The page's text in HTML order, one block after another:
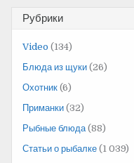
Рубрики
Video (134)
Блюда из щуки (26)
Охотник (6)
Приманки (32)
Рыбные блюда(88)
Статьи о рыбалке (1 039)